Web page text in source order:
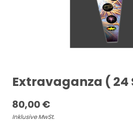
Extravaganza ( 24
80,00€
Inklusive MwSt.